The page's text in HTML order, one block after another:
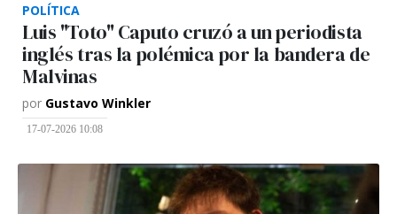
POLÍTICA
Luis "Toto" Caputo cruzó a un periodista
inglés tras la polémica por la bandera de
Malvinas
por Gustavo Winkler
17-07-2026 10:08